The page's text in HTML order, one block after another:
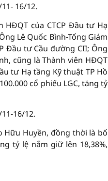
16/12.
HĐQT của CTCP Đầu tư Hạ
Lê Quốc Bình-Tổng Giám
Đầu tư Cầu đường CII; Ông
cũng là Thành viên HĐQT
tư Hạ tầng Kỹ thuật TP Hồ
cổ phiếu LGC, tăng tỷ
16/12.
Hữu Huyền, đồng thời là bố
tỷ lệ nắm giữ lên 18,38%,